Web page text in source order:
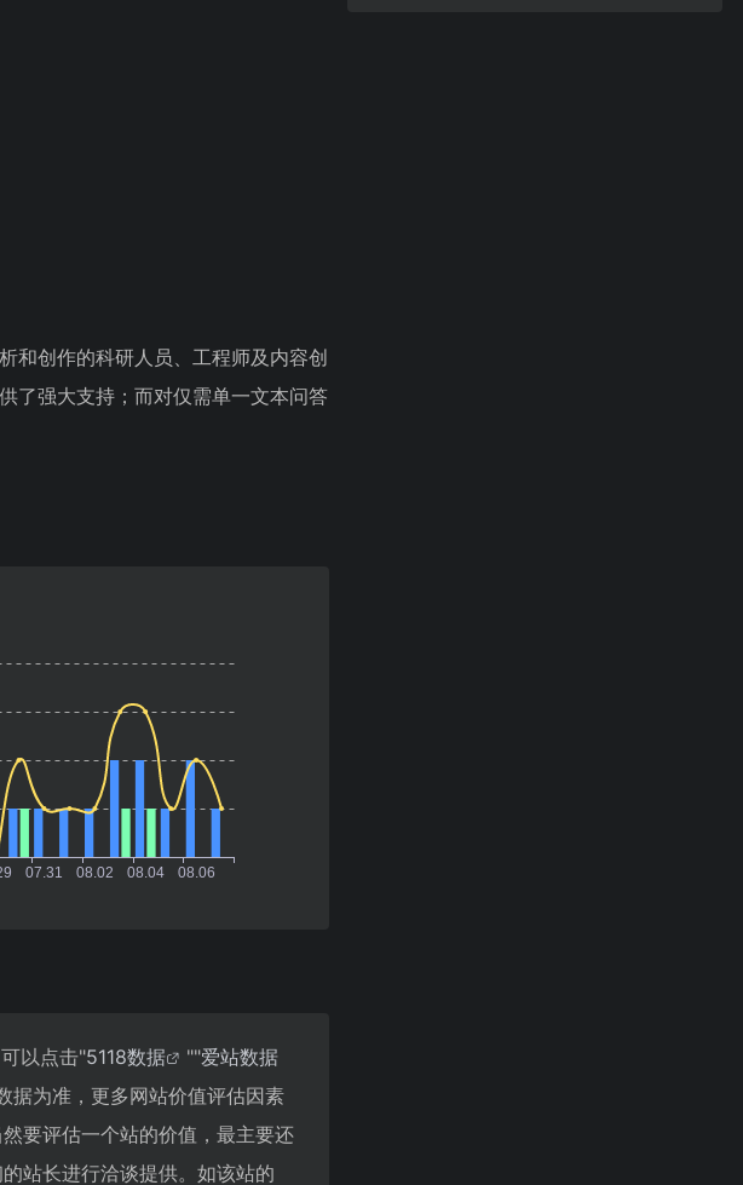
和创作的科研人员、工程师及内容创
了强大支持；而对仅需单一文本问答
以点击"5118数据 ""爱站数据
据为准，更多网站价值评估因素
要评估一个站的价值，最主要还
站长进行洽谈提供。如该站的